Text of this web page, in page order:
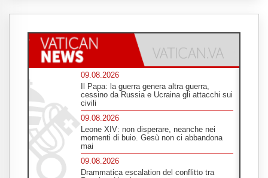
09.08.2026
Il Papa: la guerra genera altra guerra,
cessino da Russia e Ucraina gli attacchi sui
civili
09.08.2026
Leone XIV: non disperare, neanche nei
momenti di buio. Gesù non ci abbandona
mai
09.08.2026
Drammatica escalation del conflitto tra